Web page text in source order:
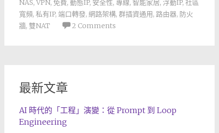
NAS, VPN, 免費, 動態IP, 安全性, 專線, 智能家居, 浮動IP, 社區
寬頻, 私有IP, 端口轉發, 網路架構, 群插資通用, 路由器, 防火
牆, 雙NAT 2 Comments
最新文章
AI 時代的「工程」演變：從 Prompt 到 Loop
Engineering